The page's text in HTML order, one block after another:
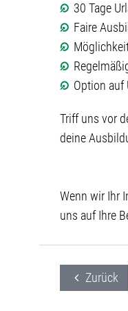
30 Tage
Faire
Option auf
Triff uns vor
deine
Wenn wir Ihr
uns auf Ihre
Zurück